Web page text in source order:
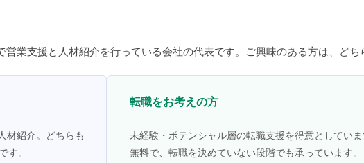
業支援と人材紹介を行っている会社の代表です。ご興味のある方は、どち
材紹介。どちらも
す。
転職をお考えの方
未経験・ポテンシャル層の転職支援を得意としてい
無料で、転職を決めていない段階でも承っています。